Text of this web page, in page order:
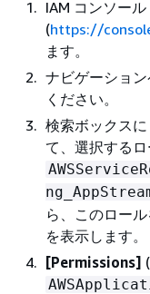
IAM コンソール
(https://
ます。
ナビゲーショ
ください。
検索ボックスに
て、選択するロ
ら、このロー
を表示します。
[Permissions]